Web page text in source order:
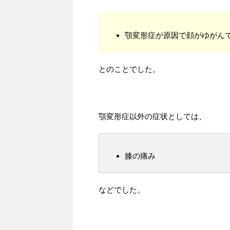
顎変形症が原因で顔がゆがん
とのことでした。
顎変形症以外の症状としては、
膝の痛み
などでした。